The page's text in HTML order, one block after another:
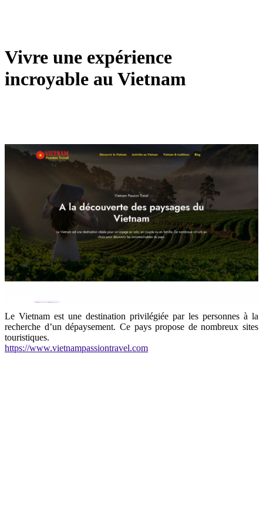
Vivre une expérience
incroyable au Vietnam
Le Vietnam est une destination privilégiée par les personnes à la
recherche d’un dépaysement. Ce pays propose de nombreux sites
touristiques.
https://www.vietnampassiontravel.com